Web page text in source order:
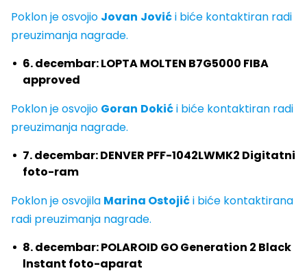
Poklon je osvojio Jovan Jovići biće kontaktiran radi
preuzimanja nagrade.
6. decembar: LOPTA MOLTEN B7G5000 FIBA
approved
Poklon je osvojio Goran Dokići biće kontaktiran radi
preuzimanja nagrade.
7. decembar: DENVER PFF-1042LWMK2 Digitatni
foto-ram
Poklon je osvojila Marina Ostojići biće kontaktirana
radi preuzimanja nagrade.
8. decembar: POLAROID GO Generation 2 Black
lnstant foto-aparat